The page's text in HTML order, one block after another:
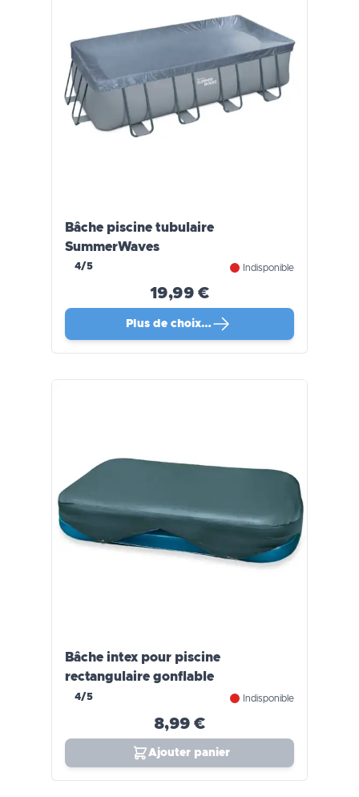
Bâche piscine tubulaire
SummerWaves
4/5 Indisponible
19,99 €
Plus de choix…
Bâche intex pour piscine
rectangulaire gonflable
4/5 Indisponible
8,99 €
Ajouter panier